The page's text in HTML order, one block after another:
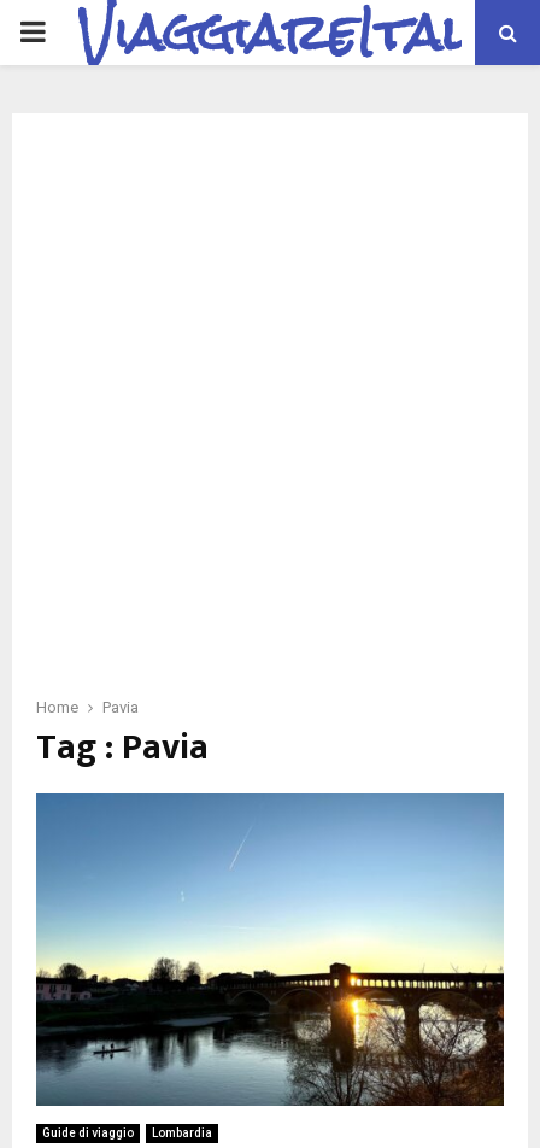
PRIMARYViaggiareItalia
Home Pavia
Tag : Pavia
Guide di viaggio Lombardia